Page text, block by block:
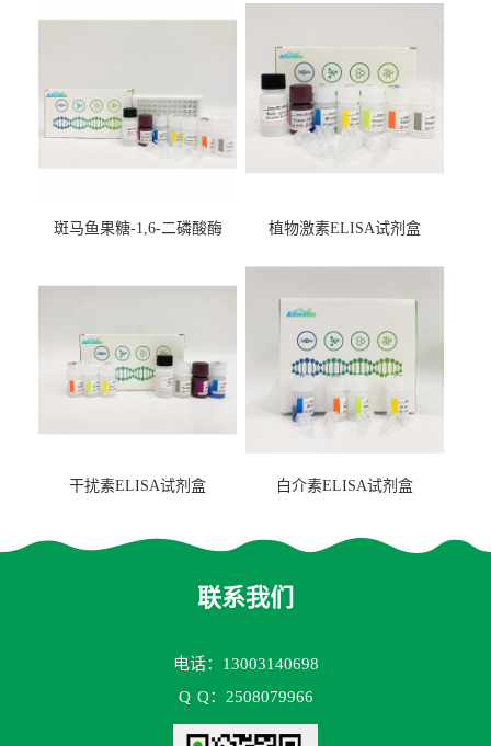
斑马鱼果糖-1,6-二磷酸酶
盒
植物激素ELISA试剂盒
干扰素ELISA试剂盒 白介素ELISA试剂盒
联系我们
电话：13003140698
Q Q：2508079966